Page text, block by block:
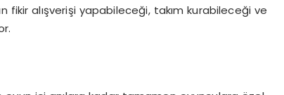
fikir alışverişi yapabileceği, takım kurabileceği ve